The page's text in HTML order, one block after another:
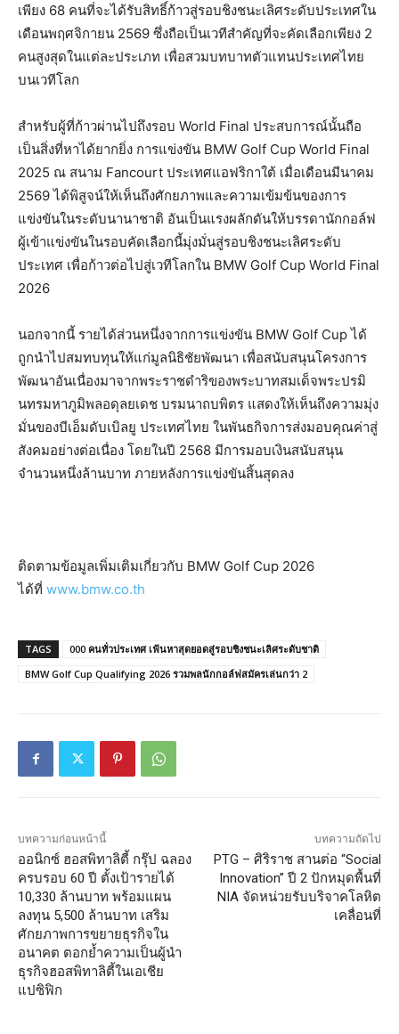
เพียง 68 คนที่จะได้รับสิทธิ์ก้าวสู่รอบชิงชนะเลิศระดับประเทศใน
เดือนพฤศจิกายน 2569 ซึ่งถือเป็นเวทีสำคัญที่จะคัดเลือกเพียง 2
คนสูงสุดในแต่ละประเภท เพื่อสวมบทบาทตัวแทนประเทศไทย
บนเวทีโลก
สำหรับผู้ที่ก้าวผ่านไปถึงรอบ World Final ประสบการณ์นั้นถือ
เป็นสิ่งที่หาได้ยากยิ่ง การแข่งขัน BMW Golf Cup World Final
2025 ณ สนาม Fancourt ประเทศแอฟริกาใต้ เมื่อเดือนมีนาคม
2569 ได้พิสูจน์ให้เห็นถึงศักยภาพและความเข้มข้นของการ
แข่งขันในระดับนานาชาติ อันเป็นแรงผลักดันให้บรรดานักกอล์ฟ
ผู้เข้าแข่งขันในรอบคัดเลือกนี้มุ่งมั่นสู่รอบชิงชนะเลิศระดับ
ประเทศ เพื่อก้าวต่อไปสู่เวทีโลกใน BMW Golf Cup World Final
2026
นอกจากนี้ รายได้ส่วนหนึ่งจากการแข่งขัน BMW Golf Cup ได้
ถูกนำไปสมทบทุนให้แก่มูลนิธิชัยพัฒนา เพื่อสนับสนุนโครงการ
พัฒนาอันเนื่องมาจากพระราชดำริของพระบาทสมเด็จพระปรมิ
นทรมหาภูมิพลอดุลยเดช บรมนาถบพิตร แสดงให้เห็นถึงความมุ่ง
มั่นของบีเอ็มดับเบิลยู ประเทศไทย ในพันธกิจการส่งมอบคุณค่าสู่
สังคมอย่างต่อเนื่อง โดยในปี 2568 มีการมอบเงินสนับสนุน
จำนวนหนึ่งล้านบาท ภายหลังการแข่งขันสิ้นสุดลง
ติดตามข้อมูลเพิ่มเติมเกี่ยวกับ BMW Golf Cup 2026
ได้ที่ www.bmw.co.th
TAGS
000 คนทั่วประเทศ เฟ้นหาสุดยอดสู่รอบชิงชนะเลิศระดับชาติ
BMW Golf Cup Qualifying 2026 รวมพลนักกอล์ฟสมัครเล่นกว่า 2
บทความก่อนหน้านี้
ออนิกซ์ ฮอสพิทาลิตี้ กรุ๊ป ฉลอง
ครบรอบ 60 ปี ตั้งเป้ารายได้
10,330 ล้านบาท พร้อมแผน
ลงทุน 5,500 ล้านบาท เสริม
ศักยภาพการขยายธุรกิจใน
อนาคต ตอกย้ำความเป็นผู้นำ
ธุรกิจฮอสพิทาลิตี้ในเอเชีย
แปซิฟิก
บทความถัดไป
PTG – ศิริราช สานต่อ “Social
Innovation” ปี 2 ปักหมุดพื้นที่
NIA จัดหน่วยรับบริจาคโลหิต
เคลื่อนที่